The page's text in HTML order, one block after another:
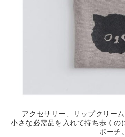
アクセサリー、リップクリー
小さな必需品を入れて持ち歩くの
ポーチ。